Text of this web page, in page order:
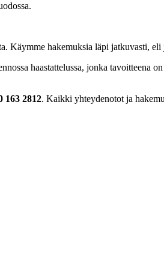
Käymme hakemuksia läpi jatkuvasti, eli
haastattelussa, jonka tavoitteena
163 2812. Kaikki yhteydenotot ja